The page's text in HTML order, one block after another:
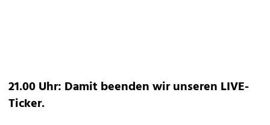
21.00 Uhr: Damit beenden wir unseren LIVE-
Ticker.